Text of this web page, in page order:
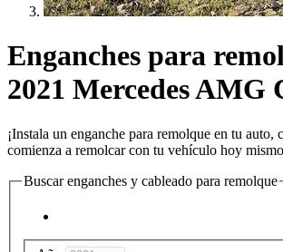
Enganches para
2021 Mercedes AMG
¡Instala un enganche para remolque en tu
comienza a remolcar con tu vehículo hoy
Buscar enganches y cableado para remolque